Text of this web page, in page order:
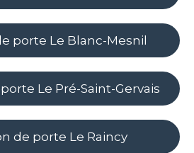
porte Le Blanc-Mesnil
Le Pré-Saint-Gervais
de porte Le Raincy